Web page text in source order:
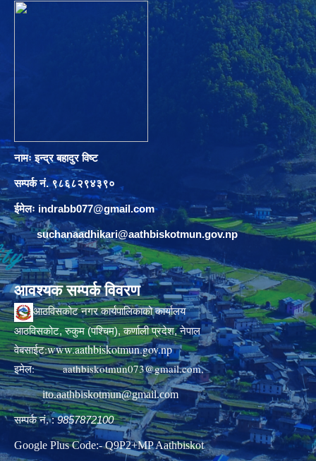
नामः इन्द्र बहादुर विष्ट
सम्पर्क नं. ९८६८२९४३९०
ईमेलः indrabb077@gmail.com
suchanaadhikari@aathbiskotmun.gov.np
आवश्यक सम्पर्क विवरण
आठविसकोट नगर कार्यपालिकाको कार्यालय
आठविसकोट, रुकुम (पश्चिम), कर्णाली प्रदेश, नेपाल
वेबसाईट:www.aathbiskotmun.gov.np
इमेल:aathbiskotmun073@gmail.com,
ito.aathbiskotmun@gmail.com
सम्पर्क नं. :9857872100
Google Plus Code:- Q9P2+MP Aathbiskot